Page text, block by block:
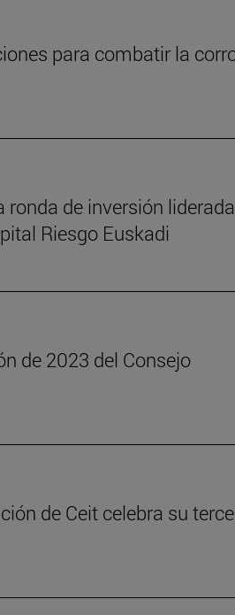
para combatir la
ronda de inversión
Riesgo Euskadi
de 2023 del Consejo
de Ceit celebra su